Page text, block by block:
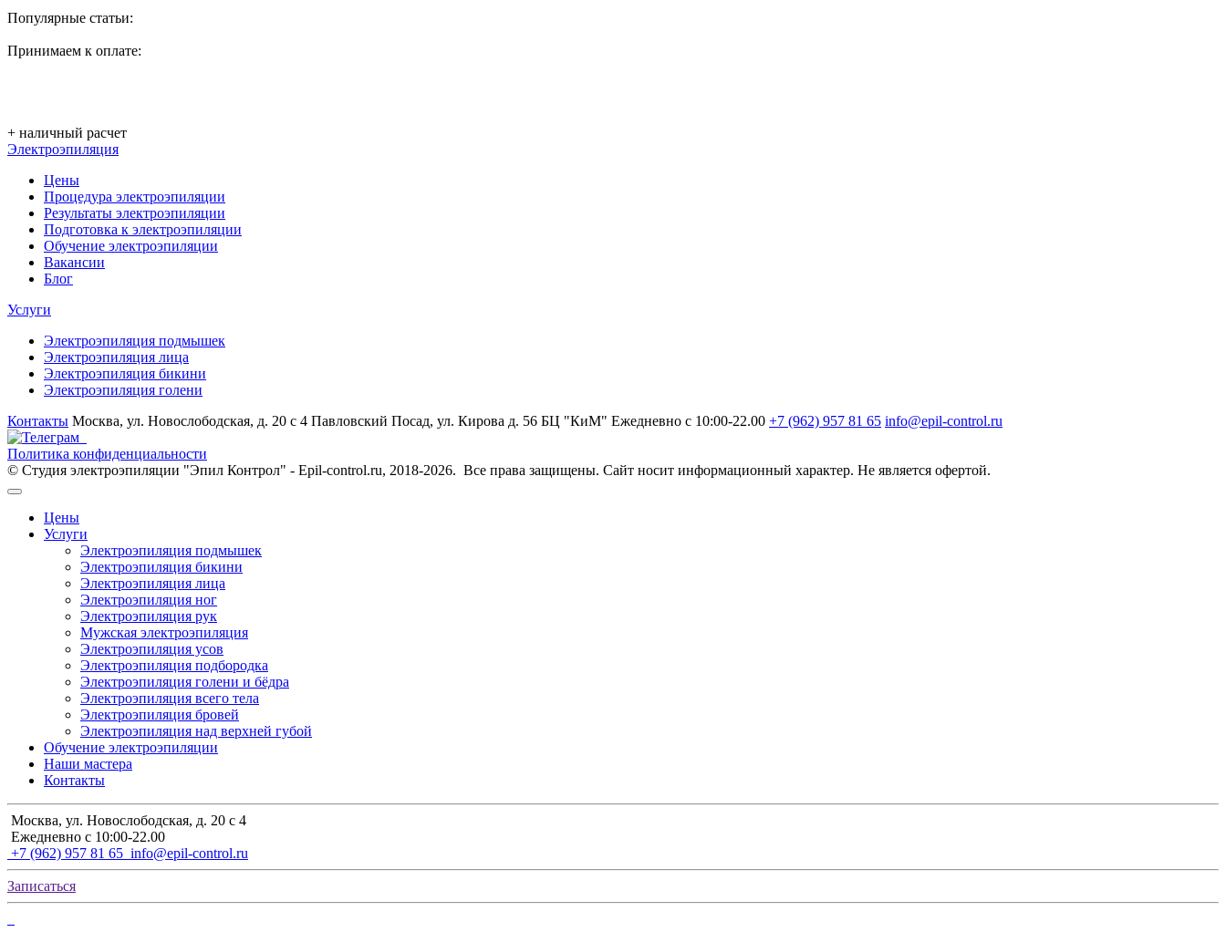
Популярные статьи:
Принимаем к оплате:
+ наличный расчет
Электроэпиляция
Цены
Процедура электроэпиляции
Результаты электроэпиляции
Подготовка к электроэпиляции
Обучение электроэпиляции
Вакансии
Блог
Услуги
Электроэпиляция подмышек
Электроэпиляция лица
Электроэпиляция бикини
Электроэпиляция голени
Контакты Москва, ул. Новослободская, д. 20 с 4 Павловский Посад, ул. Кирова д. 56 БЦ "КиМ" Ежедневно с 10:00-22.00 +7 (962) 957 81 65 info@epil-control.ru
Политика конфиденциальности
© Студия электроэпиляции "Эпил Контрол" - Epil-control.ru, 2018-2026. Все права защищены. Сайт носит информационный характер. Не является офертой.
Цены
Услуги
Электроэпиляция подмышек
Электроэпиляция бикини
Электроэпиляция лица
Электроэпиляция ног
Электроэпиляция рук
Мужская электроэпиляция
Электроэпиляция усов
Электроэпиляция подбородка
Электроэпиляция голени и бёдра
Электроэпиляция всего тела
Электроэпиляция бровей
Электроэпиляция над верхней губой
Обучение электроэпиляции
Наши мастера
Контакты
Москва, ул. Новослободская, д. 20 с 4
Ежедневно с 10:00-22.00
+7 (962) 957 81 65 info@epil-control.ru
Записаться